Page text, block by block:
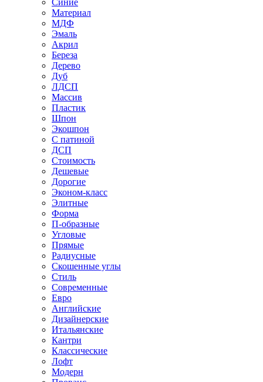
Синие
Материал
МДФ
Эмаль
Акрил
Береза
Дерево
Дуб
ЛДСП
Массив
Пластик
Шпон
Экошпон
С патиной
ДСП
Стоимость
Дешевые
Дорогие
Эконом-класс
Элитные
Форма
П-образные
Угловые
Прямые
Радиусные
Скошенные углы
Стиль
Современные
Евро
Английские
Дизайнерские
Итальянские
Кантри
Классические
Лофт
Модерн